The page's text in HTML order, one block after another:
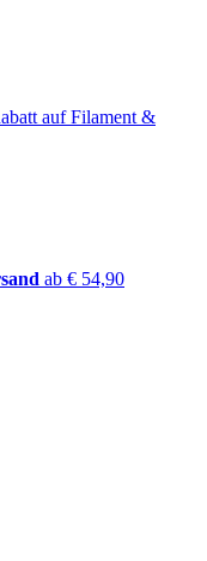
auf Filament &
ab € 54,90